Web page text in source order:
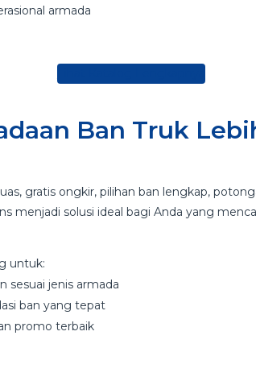
armada
Ban Truk
gratis ongkir, pilihan ban lengkap,
menjadi solusi ideal bagi Anda yang
untuk:
sesuai jenis armada
ban yang tepat
promo terbaik